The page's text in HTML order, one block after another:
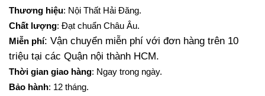
là:
1,100,000₫.
900,000₫.
Thương hiệu: Nội Thất Hải Đăng.
Chất lượng: Đạt chuẩn Châu Âu.
Miễn phí: Vận chuyển miễn phí với đơn hàng trên 10
triệu tại các Quận nội thành HCM.
Thời gian giao hàng: Ngay trong ngày.
Bảo hành: 12 tháng.